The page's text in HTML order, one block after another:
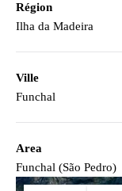
Région
Ilha da Madeira
Ville
Funchal
Area
Funchal (São Pedro)